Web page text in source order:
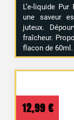
L’e-liquide
une saveur
juteux.
fraîcheur.
flacon de 60ml.
12,99 €